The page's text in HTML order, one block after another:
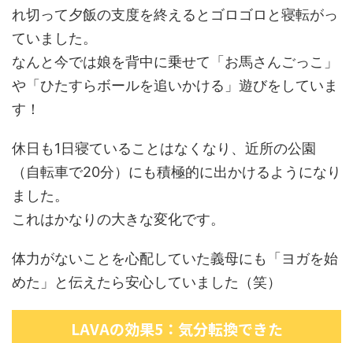
れ切って夕飯の支度を終えるとゴロゴロと寝転がっ
ていました。
なんと今では娘を背中に乗せて「お馬さんごっこ」
や「ひたすらボールを追いかける」遊びをしていま
す！
休日も1日寝ていることはなくなり、近所の公園
（自転車で20分）にも積極的に出かけるようになり
ました。
これはかなりの大きな変化です。
体力がないことを心配していた義母にも「ヨガを始
めた」と伝えたら安心していました（笑）
LAVAの効果5：気分転換できた